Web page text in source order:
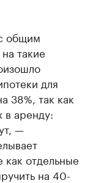
общим
такие
для
38%, так как
в аренду:
—
как отдельные
на 40-